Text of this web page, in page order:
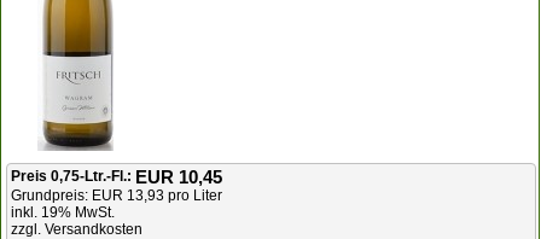
Preis 0,75-Ltr.-Fl.: EUR 10,45
Grundpreis: EUR 13,93 pro Liter
inkl. 19% MwSt.
zzgl. Versandkosten